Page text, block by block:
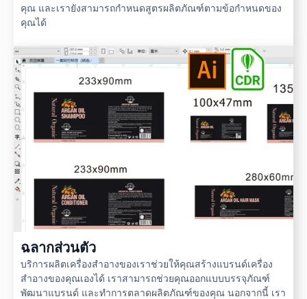
คุณ และเรายังสามารถกำหนดสูตรผลิตภัณฑ์ตามข้อกำหนดของ
คุณได้
ฉลากส่วนตัว
บริการผลิตเครื่องสำอางของเราช่วยให้คุณสร้างแบรนด์เครื่อง
สำอางของคุณเองได้ เราสามารถช่วยคุณออกแบบบรรจุภัณฑ์
พัฒนาแบรนด์ และทำการตลาดผลิตภัณฑ์ของคุณ นอกจากนี้ เรา